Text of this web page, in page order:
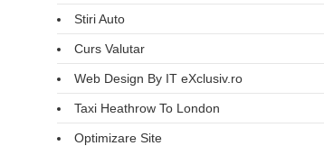
Stiri Auto
Curs Valutar
Web Design By IT eXclusiv.ro
Taxi Heathrow To London
Optimizare Site